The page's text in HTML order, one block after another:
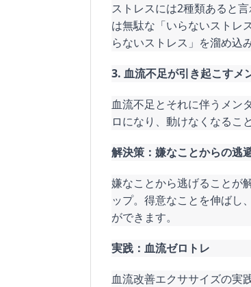
ストレスには2種類あると
は無駄な「いらないストレ
らないストレス」を溜め込
3. 血流不足が引き起こすメ
血流不足とそれに伴うメン
ロになり、動けなくなるこ
解決策：嫌なことからの逃
嫌なことから逃げることが
ップ。得意なことを伸ばし
ができます。
実践：血流ゼロトレ
血流改善エクササイズの